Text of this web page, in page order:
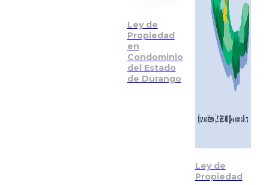
Ley de
Propiedad
en
Condominio
del Estado
de Durango
Ley de
Propiedad